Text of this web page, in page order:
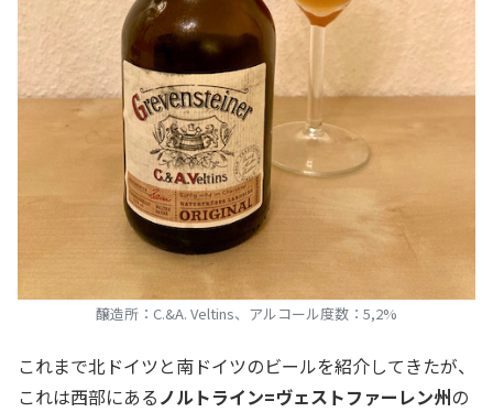
醸造所：C.&A. Veltins、アルコール度数：5,2%
これまで北ドイツと南ドイツのビールを紹介してきたが、
これは西部にあるノルトライン=ヴェストファーレン州の